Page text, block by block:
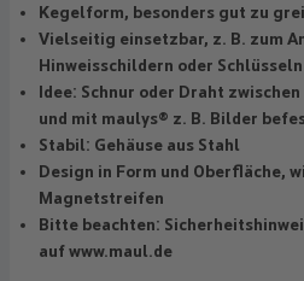
Kegelform, besonders gut zu
Vielseitig einsetzbar, z. B. zum
Hinweisschildern oder Schlüsseln
Idee: Schnur oder Draht
und mit maulys® z. B. Bilder
Stabil: Gehäuse aus Stahl
Design in Form und Oberfläche,
Magnetstreifen
Bitte beachten:
auf www.maul.de